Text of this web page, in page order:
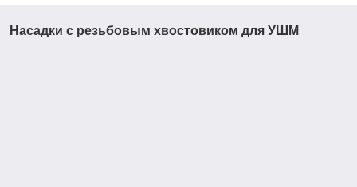
Насадки с резьбовым хвостовиком для УШМ